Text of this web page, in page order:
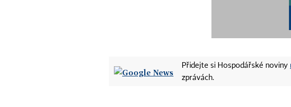
Přidejte si Hospodářské noviny
zprávách.